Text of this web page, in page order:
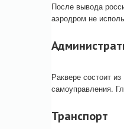
После вывода
аэродром не
Раквере состоит
самоуправления.
Транспорт